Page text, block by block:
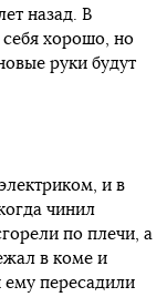
назад. В
себя хорошо, но
руки будут
и в
чинил
по плечи, а
в коме и
ему пересадили